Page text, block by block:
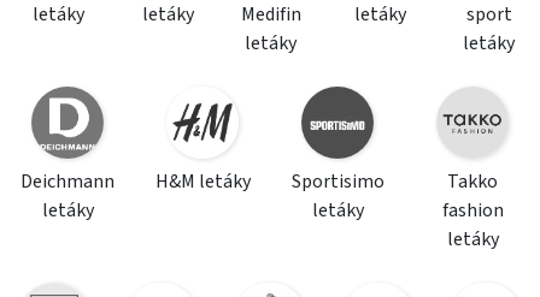
letáky
letáky
Medifin
letáky
letáky
sport
letáky
Deichmann
letáky
H&M letáky
Sportisimo
letáky
Takko
fashion
letáky